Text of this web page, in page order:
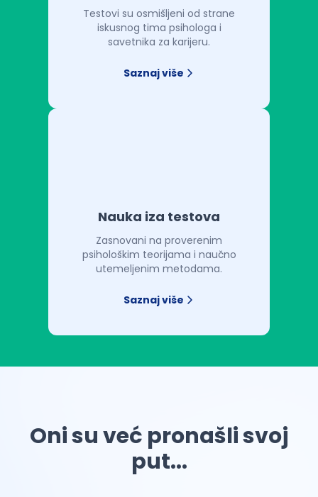
Testovi su osmišljeni od strane
iskusnog tima psihologa i
savetnika za karijeru.
Saznaj više
Nauka iza testova
Zasnovani na proverenim
psihološkim teorijama i naučno
utemeljenim metodama.
Saznaj više
Oni su već pronašli svoj
put...